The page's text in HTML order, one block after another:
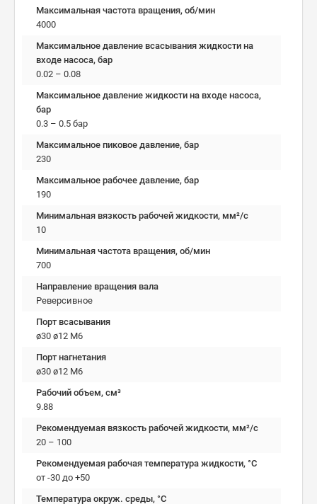
Максимальная частота вращения, об/мин
4000
Максимальное давление всасывания жидкости на
входе насоса, бар
0.02 – 0.08
Максимальное давление жидкости на входе насоса,
бар
0.3 – 0.5 бар
Максимальное пиковое давление, бар
230
Максимальное рабочее давление, бар
190
Минимальная вязкость рабочей жидкости, мм²/c
10
Минимальная частота вращения, об/мин
700
Направление вращения вала
Реверсивное
Порт всасывания
ø30 ø12 М6
Порт нагнетания
ø30 ø12 М6
Рабочий объем, см³
9.88
Рекомендуемая вязкость рабочей жидкости, мм²/с
20 – 100
Рекомендуемая рабочая температура жидкости, °C
от -30 до +50
Температура окруж. среды, °C